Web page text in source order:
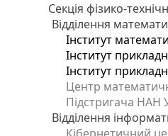
Секція фізико-
Відділення
Інститут
Інститут
Інститут
Центр
Підстригача НАН
Відділення